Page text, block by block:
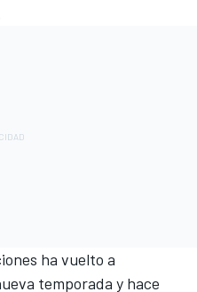
ha vuelto a
temporada y hace